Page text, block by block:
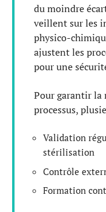
du moindre
veillent sur les
physico-
ajustent les
pour une
Pour garantir
processus,
Validation
stérilisation
Contrôle
Formation